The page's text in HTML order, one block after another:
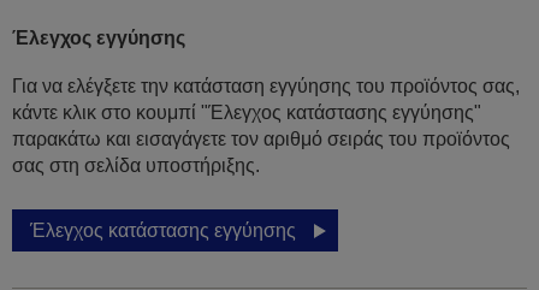
Έλεγχος εγγύησης
Για να ελέγξετε την κατάσταση εγγύησης του προϊόντος σας,
κάντε κλικ στο κουμπί "Έλεγχος κατάστασης εγγύησης"
παρακάτω και εισαγάγετε τον αριθμό σειράς του προϊόντος
σας στη σελίδα υποστήριξης.
Έλεγχος κατάστασης εγγύησης